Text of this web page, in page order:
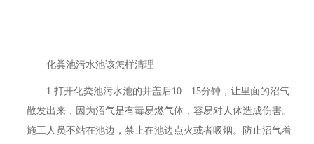
化粪池污水池该怎样清理
1.打开化粪池污水池的井盖后10—15分钟，让里面的沼气
散发出来，因为沼气是有毒易燃气体，容易对人体造成伤害。
施工人员不站在池边，禁止在池边点火或者吸烟。防止沼气着